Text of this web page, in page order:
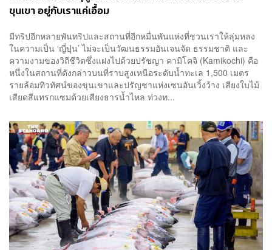
ขุนเขา อยู่กับเราแค่เอื้อม
มีทริปอีกหลายพันทริปและสถานที่อีกหมื่นพันแห่งที่ชวนเราให้ลุ่มหลง
ในความเป็น ‘ญี่ปุ่น’ ไม่จะเป็นวัฒนธรรมอันเจนจัด ธรรมชาติ และ
ความงามของวิถีชีวิตซึ่งแฝงไปด้วยปรัชญา คามิโคจิ (Kamikochi) คือ
หนึ่งในสถานที่ดังกล่าวบนที่ราบสูงเหนือระดับน้ำทะเล 1,500 เมตร
รายล้อมทิวทัศน์ของขุนเขาและปรัญชาแห่งเซนอันเวิ้งว้าง เสียงใบไม้
เสียดสีแทรกแซมด้วยเสียงธารน้ำไหล ท่วงท...